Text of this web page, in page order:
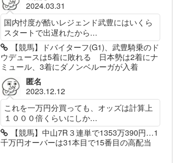
2024.03.31
国内忖度が酷いレジェンド武豊にはいくら
スタートで出遅れたから...
【競馬】ドバイターフ(G1)、武豊騎乗のド
ウデュースは5着に敗れる 日本勢は2着にナ
ミュール、3着にダノンベルーガが入着
匿名
2023.12.12
これを一万円分買っても、オッズは計算上
１０００倍くらいにしか...
【競馬】中山7R３連単で1353万390円…1
千万円オーバーは31本目で15番目の高配当